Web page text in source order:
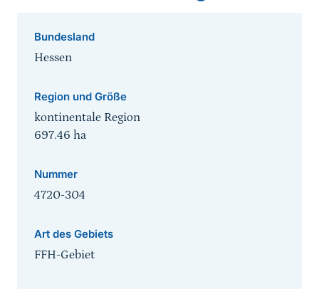
Bundesland
Hessen
Region und Größe
kontinentale Region
697.46 ha
Nummer
4720-304
Art des Gebiets
FFH-Gebiet